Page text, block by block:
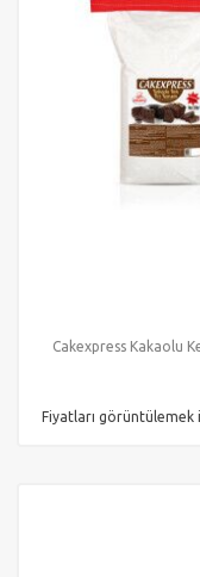
Cakexpress Kakaolu
Fiyatları görüntülemek